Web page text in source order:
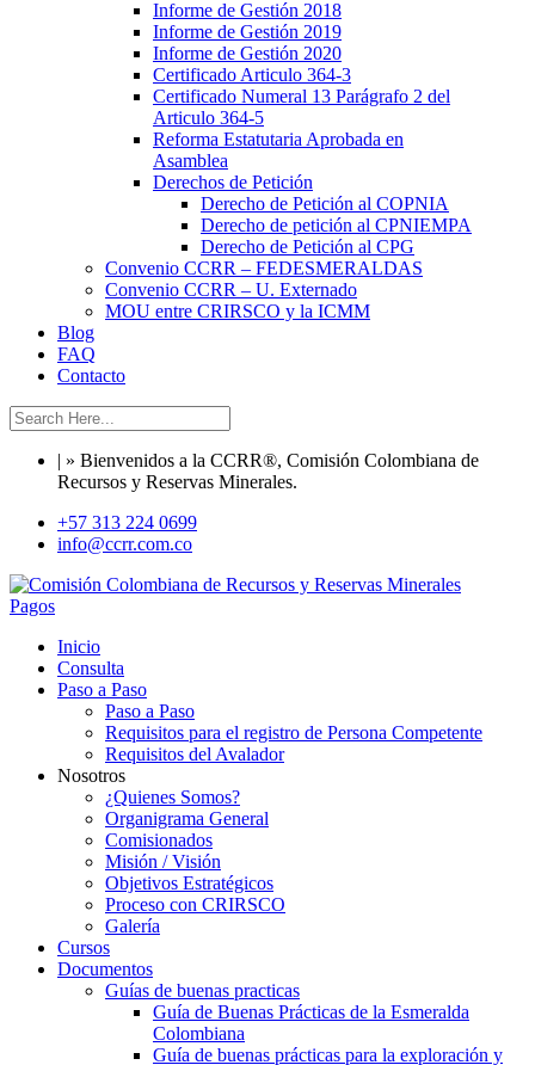
Informe de Gestión 2018
Informe de Gestión 2019
Informe de Gestión 2020
Certificado Articulo 364-3
Certificado Numeral 13 Parágrafo 2 del
Articulo 364-5
Reforma Estatutaria Aprobada en
Asamblea
Derechos de Petición
Derecho de Petición al COPNIA
Derecho de petición al CPNIEMPA
Derecho de Petición al CPG
Convenio CCRR – FEDESMERALDAS
Convenio CCRR – U. Externado
MOU entre CRIRSCO y la ICMM
Blog
FAQ
Contacto
| » Bienvenidos a la CCRR®, Comisión Colombiana de
Recursos y Reservas Minerales.
+57 313 224 0699
info@ccrr.com.co
Pagos
Inicio
Consulta
Paso a Paso
Paso a Paso
Requisitos para el registro de Persona Competente
Requisitos del Avalador
Nosotros
¿Quienes Somos?
Organigrama General
Comisionados
Misión / Visión
Objetivos Estratégicos
Proceso con CRIRSCO
Galería
Cursos
Documentos
Guías de buenas practicas
Guía de Buenas Prácticas de la Esmeralda
Colombiana
Guía de buenas prácticas para la exploración y